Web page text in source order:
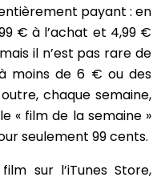
payant : en
€ à l’achat et 4,99 €
il n’est pas rare de
moins de 6 € ou des
chaque semaine,
« film de la semaine »
seulement 99 cents.
sur l’iTunes Store,